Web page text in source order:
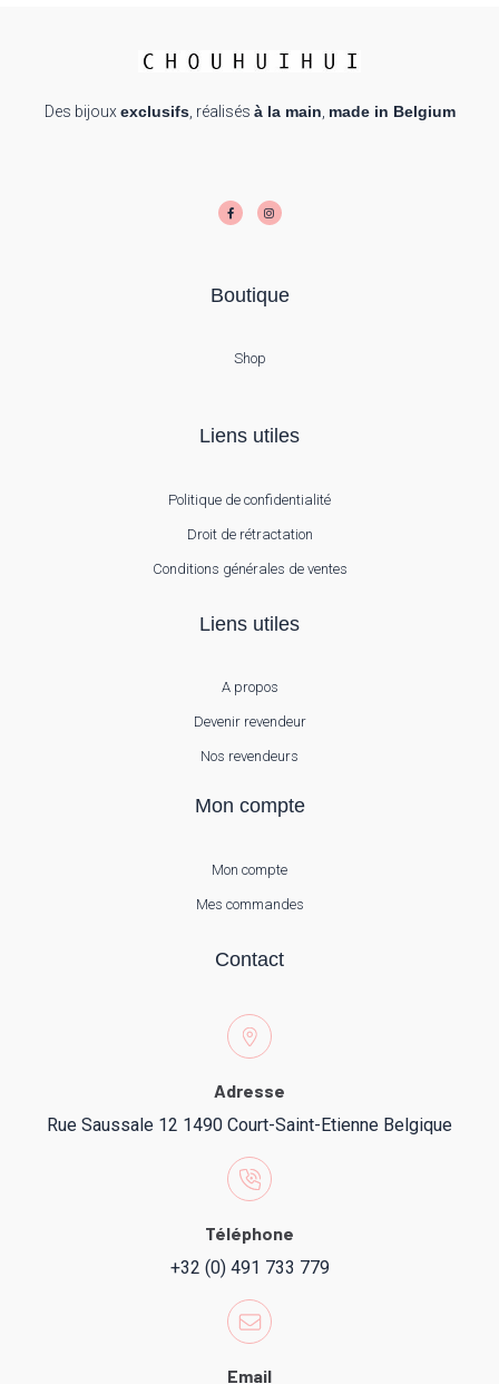
Des bijoux exclusifs, réalisés à la main made in Belgium
c
e
b
s
t
a
Boutique
Shop
Liens utiles
Politique de confidentialité
Droit de rétractation
Conditions générales de ventes
Liens utiles
A propos
Devenir revendeur
Nos revendeurs
Mon compte
Mon compte
Mes commandes
Contact
Adresse
Rue Saussale 12 1490 Court-Saint-Etienne Belgique
Téléphone
+32 (0) 491 733 779
Email